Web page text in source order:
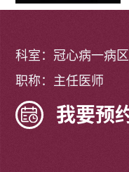
科室：冠心病一病区
职称：主任医师
我要预